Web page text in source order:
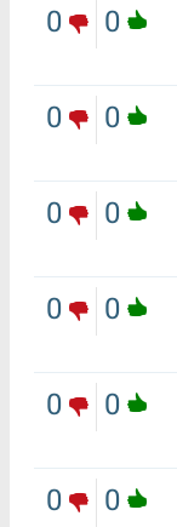
0
0
0
0
0
0
0
0
0
0
0
0